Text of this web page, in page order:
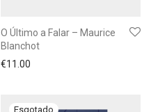
O Último a Falar – Maurice
Blanchot
€11.00